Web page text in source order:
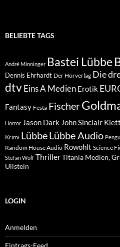
BELIEBTE TAGS
André Minninger Bastei Lübbe
Dennis Ehrhardt Der Hörverlag Die
dtvEins A Medien Erotik
Fantasy Festa Fischer
Horror Jason Dark John Sinclair
Krimi LübbeLübbe Audio
Random House Audio Rowohlt Science
Stefan Wolf ThrillerTitania Medien,
Ullstein
LOGIN
Anmelden